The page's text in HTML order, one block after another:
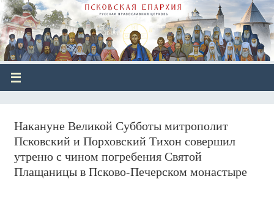
Накануне Великой Субботы митрополит
Псковский и Порховский Тихон совершил
утреню с чином погребения Святой
Плащаницы в Псково-Печерском монастыре